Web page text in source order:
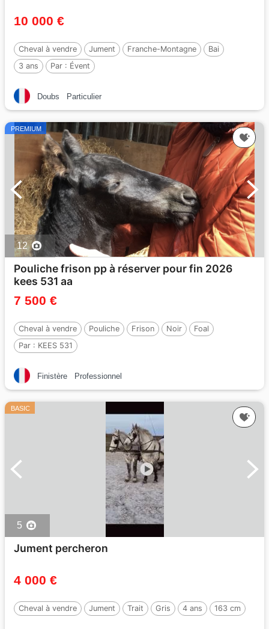
10 000 €
Cheval à vendre Jument Franche-Montagne
Bai
3 ans
Par : Évent
Doubs Particulier
PREMIUM
12
Pouliche frison pp à réserver pour fin 2026
kees 531 aa
7 500 €
Cheval à vendre Pouliche Frison Noir
Foal
Par : KEES 531
Finistère Professionnel
BASIC
5
Jument percheron
4 000 €
Cheval à vendre Jument Trait Gris 4 ans 163 cm